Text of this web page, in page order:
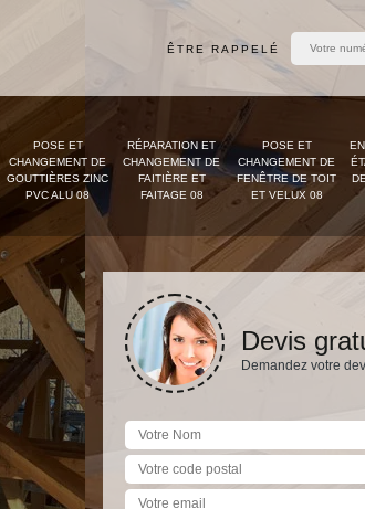
ÊTRE RAPPELÉ
POSE ET
CHANGEMENT DE
GOUTTIÈRES ZINC
PVC ALU 08
RÉPARATION ET
CHANGEMENT DE
FAITIÈRE ET
FAITAGE 08
POSE ET
CHANGEMENT DE
FENÊTRE DE TOIT
ET VELUX 08
Devis
Demandez votre